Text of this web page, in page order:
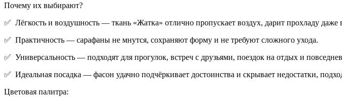
Почему их выбирают?
✅ Лёгкость и воздушность — ткань «Жатка» отлично пропускает воздух, дарит прохладу
✅ Практичность — сарафаны не мнутся, сохраняют форму и не требуют сложного ухода.
✅ Универсальность — подходят для прогулок, встреч с друзьями, поездок на отдых и
✅ Идеальная посадка — фасон удачно подчёркивает достоинства и скрывает недостатки,
Цветовая палитра: